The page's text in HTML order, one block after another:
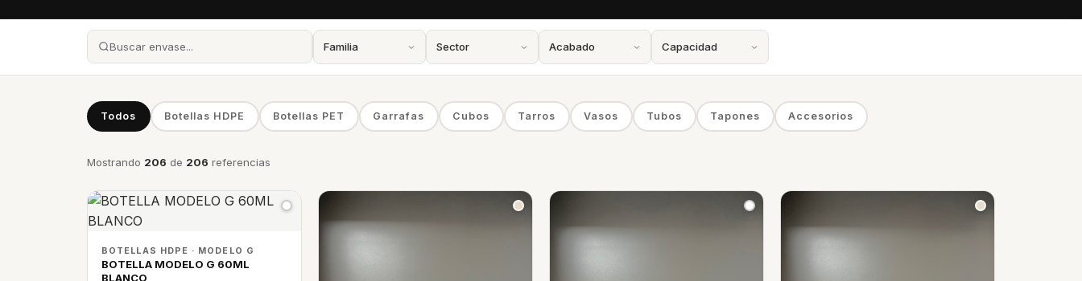
Todos Botellas HDPE Botellas PET Garrafas Cubos Tarros Vasos Tubos Tapones Accesorios
Mostrando 206 de 206 referencias
BOTELLAS HDPE · MODELO G
BOTELLA MODELO G 60ML
BLANCO